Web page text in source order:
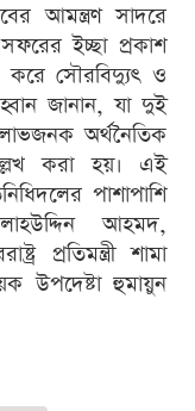
আমন্ত্রণ সাদরে
ইচ্ছা প্রকাশ
করে সৌরবিদ্যুৎ ও
জানান, যা দুই
অর্থনৈতিক
করা হয়। এই
পাশাপাশি
আহমদ,
প্রতিমন্ত্রী শামা
উপদেষ্টা হুমায়ুন